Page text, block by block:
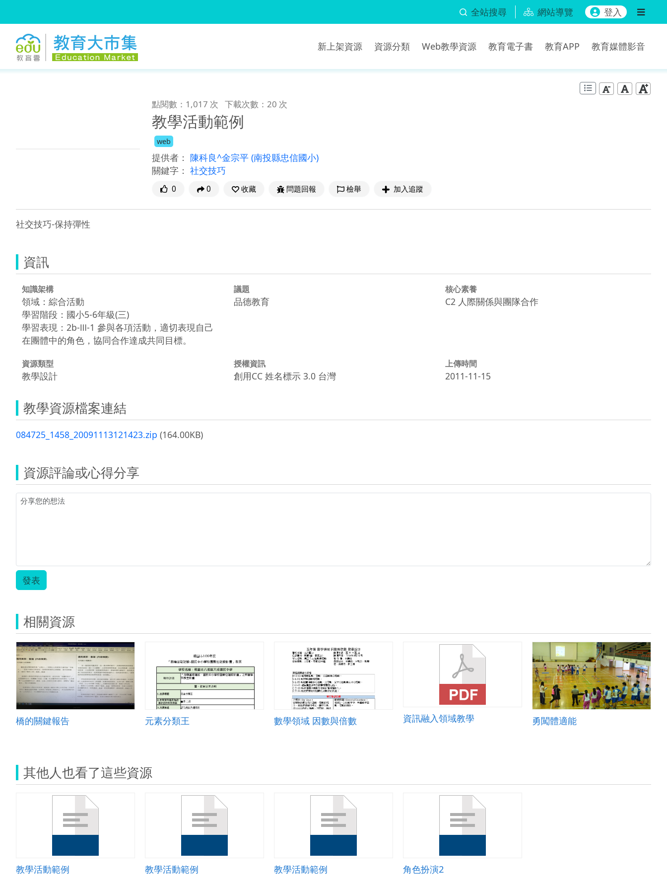
全站搜尋 網站導覽 登入
新上架資源 資源分類 Web教學資源 教育電子書 教育APP 教育媒體影音
點閱數：1,017 次 下載次數：20 次
教學活動範例
web
提供者： 陳科良^金宗平 (南投縣忠信國小)
關鍵字： 社交技巧
0 0 收藏 問題回報 檢舉 加入追蹤
社交技巧-保持彈性
資訊
知識架構
領域：綜合活動
學習階段：國小5-6年級(三)
學習表現：2b-Ⅲ-1 參與各項活動，適切表現自己
在團體中的角色，協同合作達成共同目標。
議題
品德教育
核心素養
C2 人際關係與團隊合作
資源類型
教學設計
授權資訊
創用CC 姓名標示 3.0 台灣
上傳時間
2011-11-15
教學資源檔案連結
084725_1458_20091113121423.zip (164.00KB)
資源評論或心得分享
發表
相關資源
橋的關鍵報告 元素分類王 數學領域 因數與倍數 資訊融入領域教學 勇闖體適能
其他人也看了這些資源
教學活動範例 教學活動範例 教學活動範例 角色扮演2